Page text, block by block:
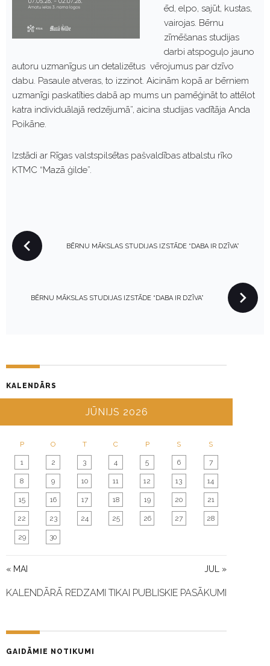
ēd, elpo, sajūt, kustas,
vairojas. Bērnu
zīmēšanas studijas
darbi atspoguļo jauno
autoru uzmanīgus un detalizētus vērojumus par dzīvo
dabu. Pasaule atveras, to izzinot. Aicinām kopā ar bērniem
uzmanīgi paskatīties dabā ap mums un pamēģināt to attēlot
katra individuālajā redzējumā”, aicina studijas vadītāja Anda
Poikāne.
Izstādi ar Rīgas valstspilsētas pašvaldības atbalstu rīko
KTMC “Mazā ģilde”.
P
O
G
A
T
O
N
BĒRNU MĀKSLAS STUDIJAS IZSTĀDE “DABA IR DZĪVA”
BĒRNU MĀKSLAS STUDIJAS IZSTĀDE “DABA IR DZĪVA”
KALENDĀRS
JŪNIJS 2026
P O T C P S S
« MAI JUL »
1 2 3 4 5 6 7
8 9 10 11 12 13 14
15 16 17 18 19 20 21
22 23 24 25 26 27 28
29 30
KALENDĀRĀ REDZAMI TIKAI PUBLISKIE PASĀKUMI
GAIDĀMIE NOTIKUMI